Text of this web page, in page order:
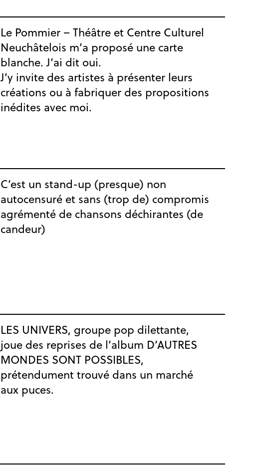
Le Pommier – Théâtre et Centre Culturel
Neuchâtelois m’a proposé une carte
blanche. J’ai dit oui.
J’y invite des artistes à présenter leurs
créations ou à fabriquer des propositions
inédites avec moi.
C’est un stand-up (presque) non
autocensuré et sans (trop de) compromis
agrémenté de chansons déchirantes (de
candeur)
LES UNIVERS, groupe pop dilettante,
joue des reprises de l’album D’AUTRES
MONDES SONT POSSIBLES,
prétendument trouvé dans un marché
aux puces.